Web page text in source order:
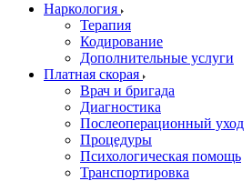
Наркология
Терапия
Кодирование
Дополнительные услуги
Платная скорая
Врач и бригада
Диагностика
Послеоперационный уход
Процедуры
Психологическая помощь
Транспортировка